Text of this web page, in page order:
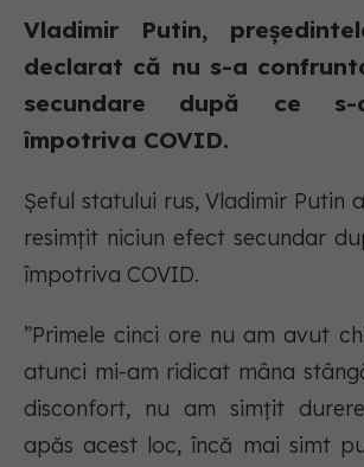
Vladimir Putin,
declarat că nu s-a
secundare după ce s-
împotriva COVID.
Șeful statului rus, Vladimir Putin
resimțit niciun efect secundar
împotriva COVID.
”Primele cinci ore nu am avut
atunci mi-am ridicat mâna
disconfort, nu am simțit
apăs acest loc, încă mai simt